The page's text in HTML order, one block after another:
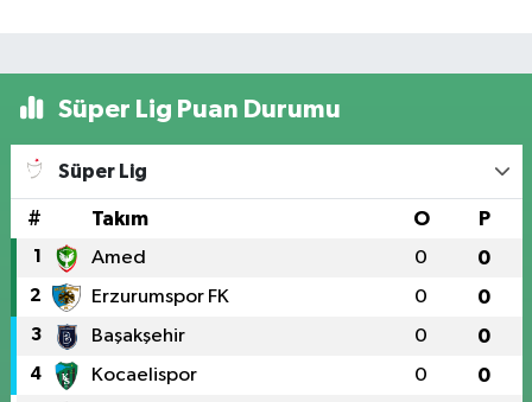
Süper Lig Puan Durumu
Süper Lig
# Takım O P
1 Amed 0 0
2 Erzurumspor FK 0 0
3 Başakşehir 0 0
4 Kocaelispor 0 0